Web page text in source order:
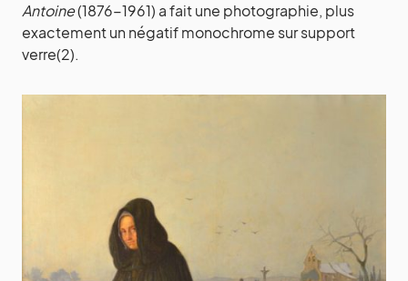
Antoine(1876-1961) a fait une photographie, plus
exactement un négatif monochrome sur support
verre(2).